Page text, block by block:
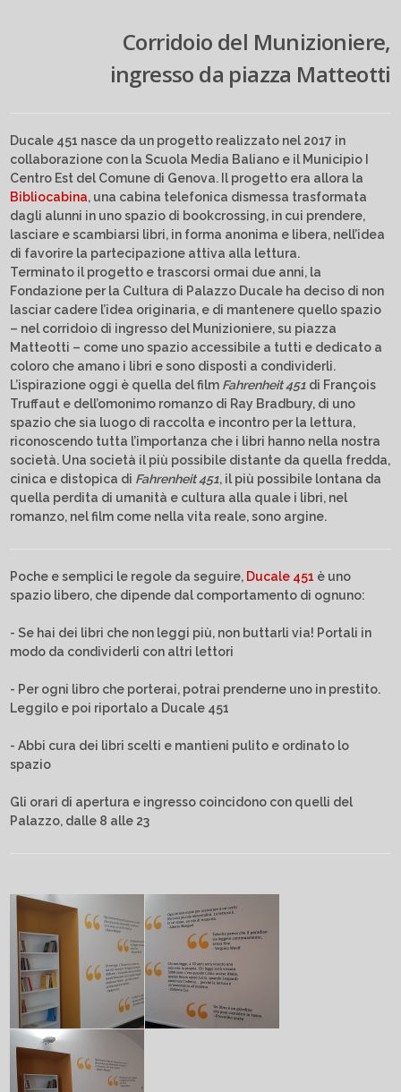
Corridoio del Munizioniere,
ingresso da piazza Matteotti
Ducale 451 nasce da un progetto realizzato nel 2017 in
collaborazione con la Scuola Media Baliano e il Municipio I
Centro Est del Comune di Genova. Il progetto era allora la
Bibliocabina, una cabina telefonica dismessa trasformata
dagli alunni in uno spazio di bookcrossing, in cui prendere,
lasciare e scambiarsi libri, in forma anonima e libera, nell’idea
di favorire la partecipazione attiva alla lettura.
Terminato il progetto e trascorsi ormai due anni, la
Fondazione per la Cultura di Palazzo Ducale ha deciso di non
lasciar cadere l’idea originaria, e di mantenere quello spazio
– nel corridoio di ingresso del Munizioniere, su piazza
Matteotti – come uno spazio accessibile a tutti e dedicato a
coloro che amano i libri e sono disposti a condividerli.
L’ispirazione oggi è quella del film Fahrenheit 451 di François
Truffaut e dell’omonimo romanzo di Ray Bradbury, di uno
spazio che sia luogo di raccolta e incontro per la lettura,
riconoscendo tutta l’importanza che i libri hanno nella nostra
società. Una società il più possibile distante da quella fredda,
cinica e distopica di Fahrenheit 451, il più possibile lontana da
quella perdita di umanità e cultura alla quale i libri, nel
romanzo, nel film come nella vita reale, sono argine.
Poche e semplici le regole da seguire, Ducale 451 è uno
spazio libero, che dipende dal comportamento di ognuno:
- Se hai dei libri che non leggi più, non buttarli via! Portali in
modo da condividerli con altri lettori
- Per ogni libro che porterai, potrai prenderne uno in prestito.
Leggilo e poi riportalo a Ducale 451
- Abbi cura dei libri scelti e mantieni pulito e ordinato lo
spazio
Gli orari di apertura e ingresso coincidono con quelli del
Palazzo, dalle 8 alle 23